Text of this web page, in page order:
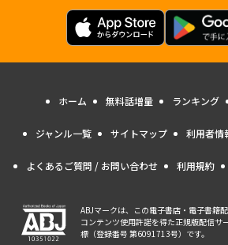
ホーム 無料話増量 ランキング
ジャンル一覧 サイトマップ 利用者情
よくあるご質問 / お問い合わせ 利用規約
ABJマークは、この電子書店・電子書籍
コンテンツ使用許諾を得た正規版配信サ
標（登録番号 第6091713号）です。